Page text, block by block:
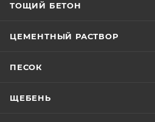
ТОЩИЙ БЕТОН
ЦЕМЕНТНЫЙ РАСТВОР
ПЕСОК
ЩЕБЕНЬ